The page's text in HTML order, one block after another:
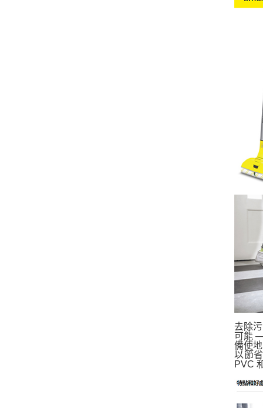
去除
可能
備使
以節
PVC